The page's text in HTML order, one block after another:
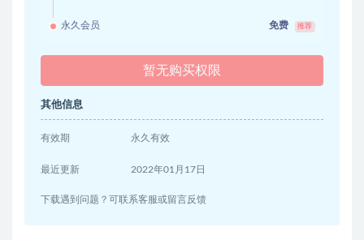
永久会员 免费 推荐
暂无购买权限
其他信息
有效期 永久有效
最近更新 2022年01月17日
下载遇到问题？可联系客服或留言反馈